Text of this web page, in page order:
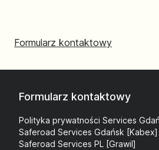
Formularz kontaktowy
Formularz kontaktowy
Polityka prywatności Services
Saferoad Services Gdańsk [Kabex]
Saferoad Services PL [Grawil]